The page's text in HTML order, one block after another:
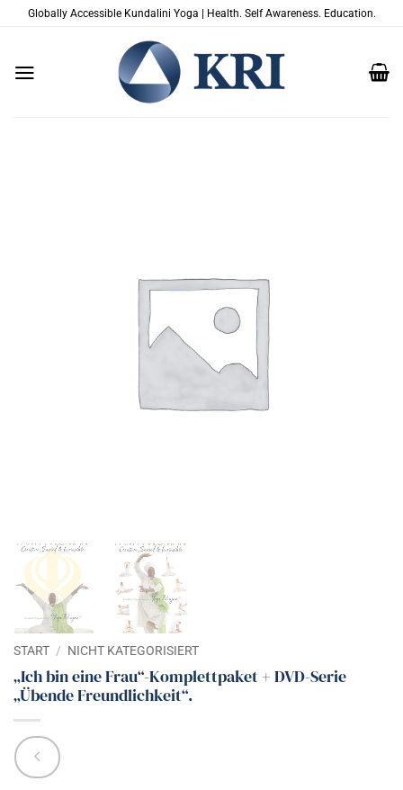
ZumGlobally Accessible Kundalini Yoga | Health. Self Awareness. Education.
START / NICHT KATEGORISIERT
„Ich bin eine Frau“-Komplettpaket + DVD-Serie
„Übende Freundlichkeit“.